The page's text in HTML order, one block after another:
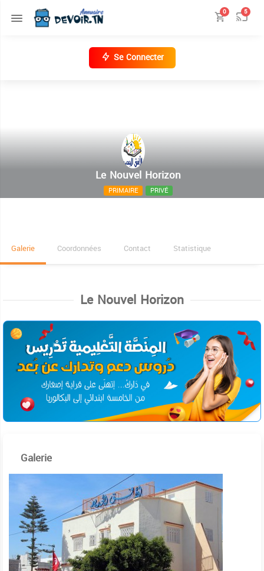
0 5
Se Connecter
Le Nouvel Horizon
PRIMAIRE PRIVÉ
34 rue Ammar Dhakhleoui cité El Ghazella ( près de
Galerie Coordonnées Contact Statistique
Le Nouvel Horizon
Galerie